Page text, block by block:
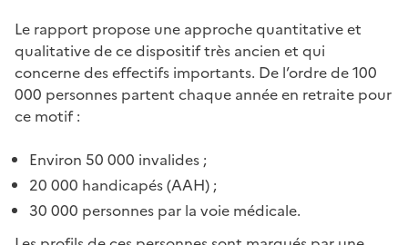
Le rapport propose une approche quantitative et
qualitative de ce dispositif très ancien et qui
concerne des effectifs importants. De l’ordre de 100
000 personnes partent chaque année en retraite pour
ce motif :
Environ 50 000 invalides ;
20 000 handicapés (AAH) ;
30 000 personnes par la voie médicale.